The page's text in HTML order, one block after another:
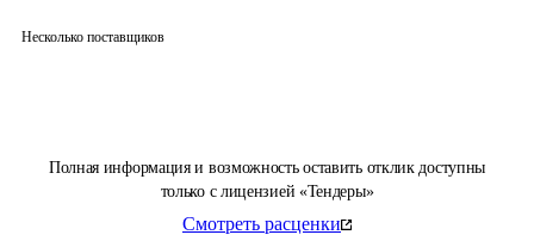
Полная информация и возможность оставить отклик доступны
только с лицензией «Тендеры»
Смотреть расценки
Несколько поставщиков